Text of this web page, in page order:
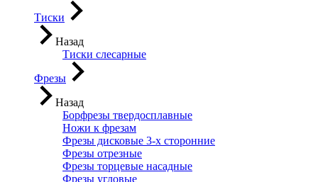
Тиски
Назад
Тиски слесарные
Фрезы
Назад
Борфрезы твердосплавные
Ножи к фрезам
Фрезы дисковые 3-х сторонние
Фрезы отрезные
Фрезы торцевые насадные
Фрезы угловые